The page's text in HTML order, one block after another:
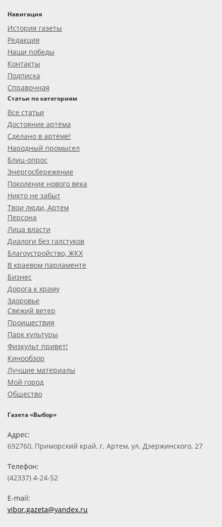
Навигация
История газеты
Редакция
Наши победы
Контакты
Подписка
Справочная
Статьи по категориям
Все статьи
Достояние артёма
Сделано в артёме!
Народный промысел
Блиц-опрос
Энергосбережение
Поколение нового века
Никто не забыт
Твои люди, Артем
Персона
Лица власти
Диалоги без галстуков
Благоустройство, ЖКХ
В краевом парламенте
Бизнес
Дорога к храму
Здоровье
Свежий ветер
Проишествия
Парк культуры
Физкульт привет!
Кинообзор
Лучшие материалы
Мой город
Общество
Газета «Выбор»
Адрес:
692760, Приморский край, г. Артем, ул. Дзержинского, 27
Телефон:
(42337) 4-24-52
E-mail:
vibor.gazeta@yandex.ru